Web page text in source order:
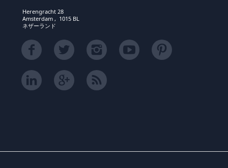
Herengracht 28
Amsterdam , 1015 BL
ネザーランド